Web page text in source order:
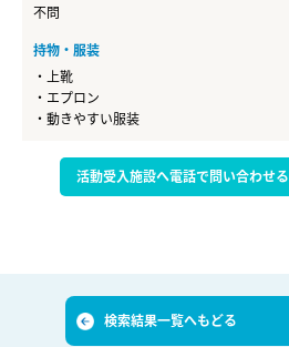
不問
持物・服装
・上靴
・エプロン
・動きやすい服装
活動受入施設へ電話で問い合わせる
検索結果一覧へもどる